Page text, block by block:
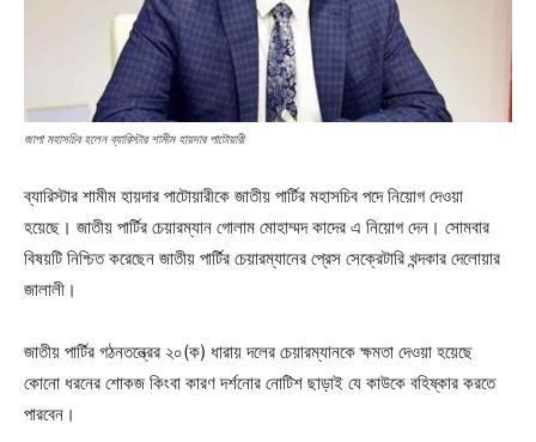
জাপা মহাসচিব হলেন ব্যারিস্টার শামীম হায়দার পাটোয়ারী
ব্যারিস্টার শামীম হায়দার পাটোয়ারীকে জাতীয় পার্টির মহাসচিব পদে নিয়োগ দেওয়া
হয়েছে। জাতীয় পার্টির চেয়ারম্যান গোলাম মোহাম্মদ কাদের এ নিয়োগ দেন। সোমবার
বিষয়টি নিশ্চিত করেছেন জাতীয় পার্টির চেয়ারম্যানের প্রেস সেক্রেটারি খন্দকার দেলোয়ার
জালালী।
জাতীয় পার্টির গঠনতন্ত্রের ২০(ক) ধারায় দলের চেয়ারম্যানকে ক্ষমতা দেওয়া হয়েছে
কোনো ধরনের শোকজ কিংবা কারণ দর্শনোর নোটিশ ছাড়াই যে কাউকে বহিষ্কার করতে
পারবেন।